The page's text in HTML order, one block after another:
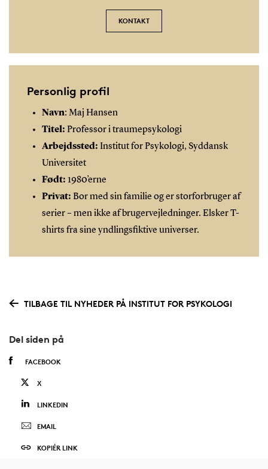
KONTAKT
Personlig profil
Navn: Maj Hansen
Titel: Professor i traumepsykologi
Arbejdssted: Institut for Psykologi, Syddansk
Universitet
Født: 1980’erne
Privat: Bor med sin familie og er storforbruger af
serier – men ikke af brugervejledninger. Elsker T-
shirts fra sine yndlingsfiktive universer.
TILBAGE TIL NYHEDER PÅ INSTITUT FOR PSYKOLOGI
Del siden på
FACEBOOK
X
LINKEDIN
EMAIL
KOPIÉR LINK